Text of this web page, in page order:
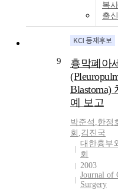
복
출
9
흉막폐아
Blastoma)
예 보고
박준석 ,한정
회 ,김진국
대한흉부
회
2003
Journal of
Surgery